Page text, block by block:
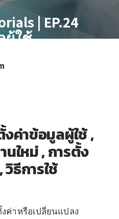
| EP.24
ผู้ใช้
| EP.24 การตั้งค่า
ค่าข้อมูลผู้ใช้ ,
ใหม่ , การตั้ง
ธีการใช้
ค่าหรือเปลี่ยนแปลง